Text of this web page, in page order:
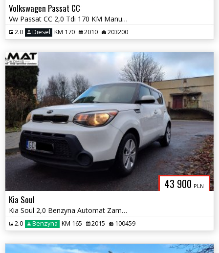
Volkswagen Passat CC
Vw Passat CC 2,0 Tdi 170 KM Manual Zamiana
2.0 Diesel KM 170 2010 203200
43 900 PLN
Kia Soul
Kia Soul 2,0 Benzyna Automat Zamiana
2.0 Benzyna KM 165 2015 100459